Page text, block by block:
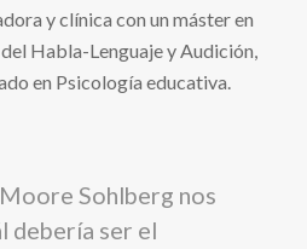
y clínica con un máster en
Habla-Lenguaje y Audición,
en Psicología educativa.
Sohlberg nos
debería ser el